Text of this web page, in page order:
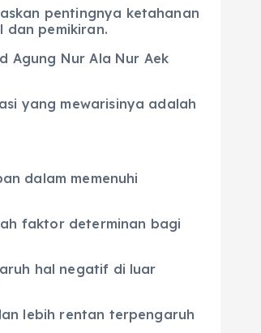
pentingnya ketahanan
dan pemikiran.
Agung Nur Ala Nur Aek
yang mewarisinya adalah
dalam memenuhi
faktor determinan bagi
hal negatif di luar
lebih rentan terpengaruh